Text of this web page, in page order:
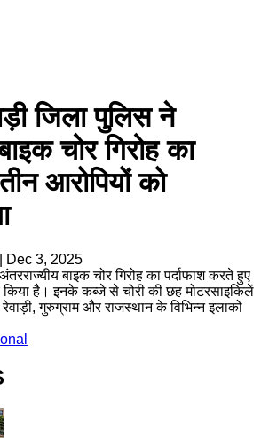
जिला पुलिस ने
चोर गिरोह का
आरोपियों को
Dec 3, 2025
बाइक चोर गिरोह का पर्दाफाश करते हुए
किया है। इनके कब्जे से चोरी की छह मोटरसाइकिलें
गुरुग्राम और राजस्थान के विभिन्न इलाकों